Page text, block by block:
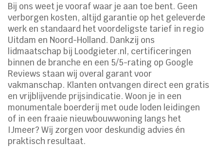
Bij ons weet je vooraf waar je aan toe bent. Geen
verborgen kosten, altijd garantie op het geleverde
werk en standaard het voordeligste tarief in regio
Uitdam en Noord-Holland. Dankzij ons
lidmaatschap bij Loodgieter.nl, certificeringen
binnen de branche en een 5/5-rating op Google
Reviews staan wij overal garant voor
vakmanschap. Klanten ontvangen direct een gratis
en vrijblijvende prijsindicatie. Woon je in een
monumentale boerderij met oude loden leidingen
of in een fraaie nieuwbouwwoning langs het
IJmeer? Wij zorgen voor deskundig advies én
praktisch resultaat.